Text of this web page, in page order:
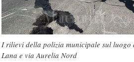
I rilievi della polizia municipale sul luogo
Lana e via Aurelia Nord